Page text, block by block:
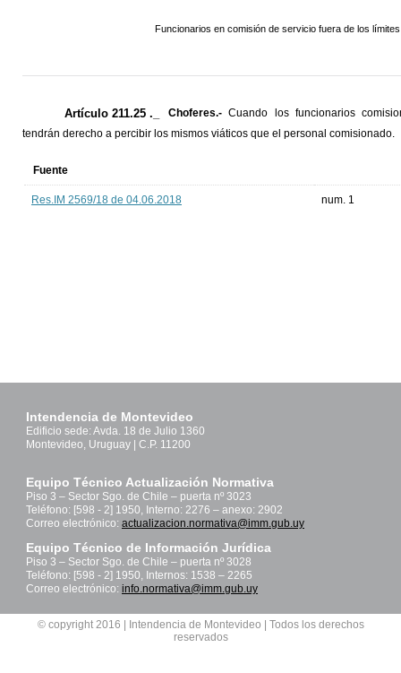
Funcionarios en comisión de servicio fuera de los
Artículo 211.25 ._ Choferes.- Cuando los funcionarios
tendrán derecho a percibir los mismos viáticos que el personal comisionado.
Fuente
Res.IM 2569/18 de 04.06.2018 num. 1
Intendencia de Montevideo
Edificio sede: Avda. 18 de Julio 1360
Montevideo, Uruguay | C.P. 11200
Equipo Técnico Actualización Normativa
Piso 3 – Sector Sgo. de Chile – puerta nº 3023
Teléfono: [598 - 2] 1950, Interno: 2276 – anexo: 2902
Correo electrónico: actualizacion.normativa@imm.gub.uy
Equipo Técnico de Información Jurídica
Piso 3 – Sector Sgo. de Chile – puerta nº 3028
Teléfono: [598 - 2] 1950, Internos: 1538 – 2265
Correo electrónico: info.normativa@imm.gub.uy
© copyright 2016 | Intendencia de Montevideo | Todos los derechos
reservados